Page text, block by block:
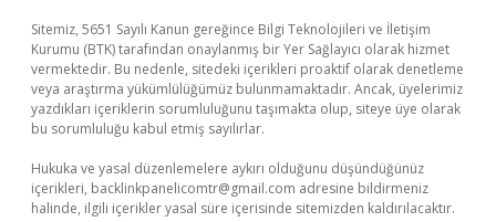
Sitemiz, 5651 Sayılı Kanun gereğince Bilgi Teknolojileri ve İletişim
Kurumu (BTK) tarafından onaylanmış bir Yer Sağlayıcı olarak hizmet
vermektedir. Bu nedenle, sitedeki içerikleri proaktif olarak denetleme
veya araştırma yükümlülüğümüz bulunmamaktadır. Ancak, üyelerimiz
yazdıkları içeriklerin sorumluluğunu taşımakta olup, siteye üye olarak
bu sorumluluğu kabul etmiş sayılırlar.
Hukuka ve yasal düzenlemelere aykırı olduğunu düşündüğünüz
içerikleri, backlinkpanelicomtr@gmail.com adresine bildirmeniz
halinde, ilgili içerikler yasal süre içerisinde sitemizden kaldırılacaktır.